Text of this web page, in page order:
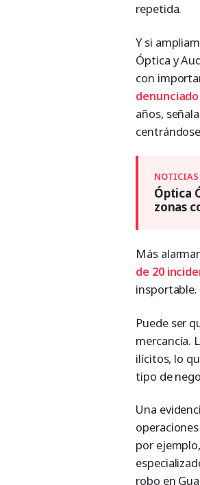
repetida.
Y si
Óptica y
con
años,
Óptica
zonas
Más
de 20
insportable.
Puede ser
mercancía.
ilícitos, lo
tipo de
Una
por
robo en